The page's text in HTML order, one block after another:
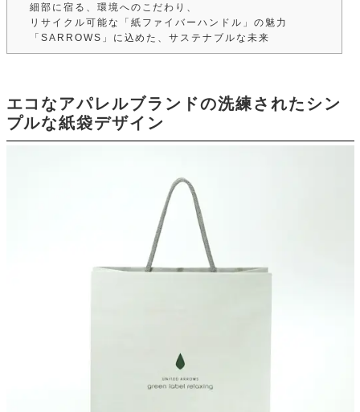
細部に宿る、環境へのこだわり、
リサイクル可能な「紙ファイバーハンドル」の魅力
「SARROWS」に込めた、サステナブルな未来
エコなアパレルブランドの洗練されたシン
プルな紙袋デザイン